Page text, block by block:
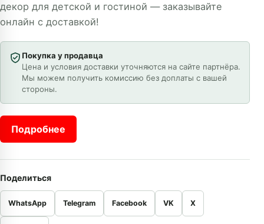
декор для детской и гостиной — заказывайте
онлайн с доставкой!
Покупка у продавца
Цена и условия доставки уточняются на сайте партнёра.
Мы можем получить комиссию без доплаты с вашей
стороны.
Подробнее
Поделиться
WhatsApp Telegram Facebook VK X